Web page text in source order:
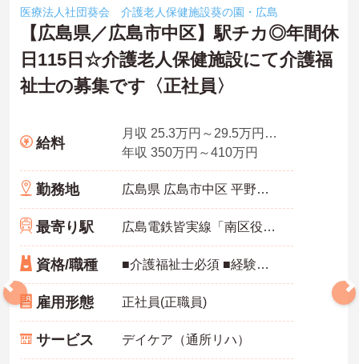
医療法人社団葵会 介護老人保健施設葵の園・広島
【広島県／広島市中区】駅チカ◎年間休
日115日☆介護老人保健施設にて介護福
祉士の募集です〈正社員〉
給料
月収 25.3万円～29.5万円※夜勤4回の場合
年収 350万円～410万円
勤務地 広島県 広島市中区 平野町3-8
最寄り駅 広島電鉄皆実線「南区役所前駅」徒歩5分
資格/職種 ■介護福祉士必須 ■経験不問 ■ユニットリーダー資格のある方は、給与面で優遇あり
雇用形態 正社員(正職員)
サービス デイケア（通所リハ）